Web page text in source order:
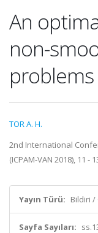
An
non-
TOR A. H.
2nd International
(ICPAM-VAN 2018), 11 -
Yayın Türü: Bildiri /
Sayfa Sayıları: